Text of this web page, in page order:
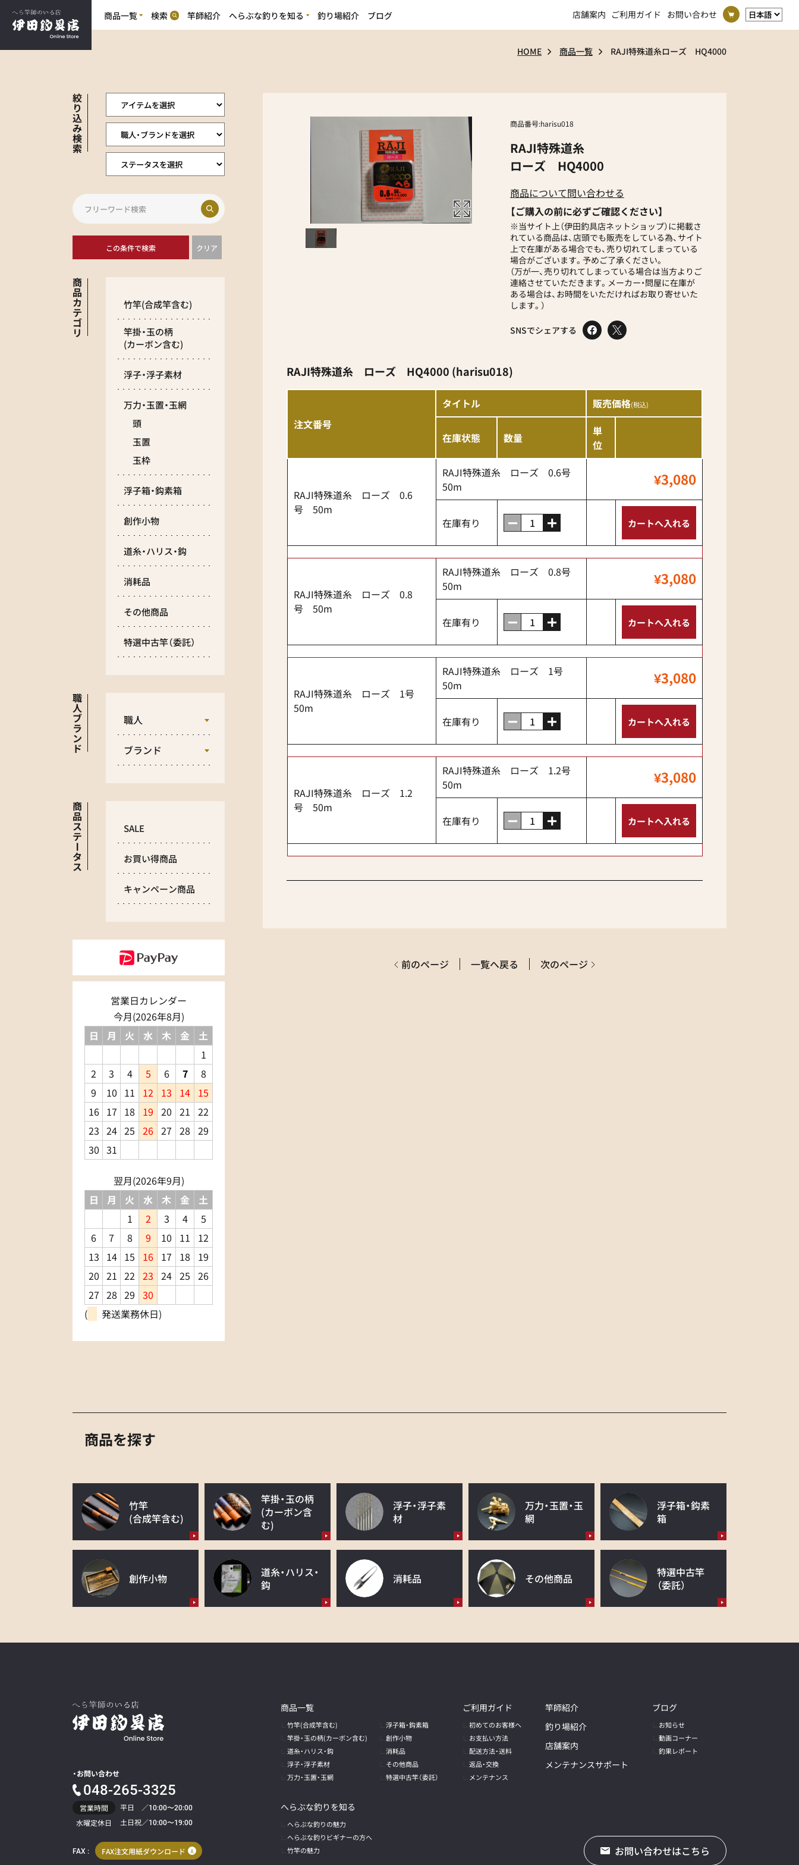
商品一覧
商品一覧
カ
万力・玉置・玉網
浮子箱・鈎素箱
消耗品
その他商品
特選中古竿（委託）
検索 竿師紹介
へらぶな釣りを知る
釣り場紹介 ブログ 店舗案内 ご利用ガイド お問い合わせ
HOME 商品一覧 RAJI特殊道糸ローズ HQ4000
商品番号:harisu018
RAJI特殊道糸
ローズ HQ4000
商品について問い合わせる
【ご購入の前に必ずご確認ください】
※当サイト上（伊田釣具店ネットショップ）に掲載さ
れている商品は、店頭でも販売をしている為、サイト
上で在庫がある場合でも、売り切れてしまっている
場合がございます。予めご了承ください。
（万が一、売り切れてしまっている場合は当方よりご
連絡させていただきます。メーカー・問屋に在庫が
ある場合は、お時間をいただければお取り寄せいた
します。）
SNSでシェアする
RAJI特殊道糸 ローズ HQ4000 (harisu018)
注文番号
タイトル 販売価格(税込)
在庫状態 数量
単
位
RAJI特殊道糸 ローズ 0.6
号 50m
RAJI特殊道糸 ローズ 0.6号
50m
¥3,080
在庫有り
RAJI特殊道糸 ローズ 0.8
号 50m
RAJI特殊道糸 ローズ 0.8号
50m
¥3,080
在庫有り
RAJI特殊道糸 ローズ 1号
50m
RAJI特殊道糸 ローズ 1号
50m
¥3,080
在庫有り
RAJI特殊道糸 ローズ 1.2
号 50m
RAJI特殊道糸 ローズ 1.2号
50m
¥3,080
在庫有り
前のページ 一覧へ戻る 次のページ
絞
り
込
み
検
索
商
品
カ
テ
ゴ
リ
竹竿(合成竿含む)
竿掛・玉の柄
(カーボン含む)
浮子・浮子素材
万力・玉置・玉網
頭
玉置
玉枠
浮子箱・鈎素箱
創作小物
道糸・ハリス・鈎
消耗品
その他商品
特選中古竿（委託）
職
人
ブ
ラ
ン
ド
職人
ブランド
商
品
ス
テ
ー
タ
ス
SALE
お買い得商品
キャンペーン商品
営業日カレンダー
今月(2026年8月)
日
月 火 水 木 金
土
1
2
3 4 5 6 7
8
9
10 11 12 13 14 15
16 17 18 19 20 21 22
23 24 25 26 27 28 29
30 31
翌月(2026年9月)
日
月 火 水 木 金
土
1
2 3 4
5
6
7 8 9 10 11
12
13 14 15 16 17 18
19
20 21 22 23 24 25 26
27 28 29 30
(
発送業務休日)
商品を探す
竹竿
(合成竿含む)
竿掛・玉の柄
(カーボン含
む)
浮子・浮子素
材
万力・玉置・玉
網
浮子箱・鈎素
箱
創作小物
道糸・ハリス・
鈎
消耗品 その他商品
特選中古竿
（委託）
お問い合わせ
048-265-3325
営業時間 平日 ／10:00〜20:00
水曜定休日 土日祝／10:00〜19:00
FAX : FAX注文用紙ダウンロード
商品一覧
竹竿(合成竿含む)
竿掛・玉の柄(カーボン含む)
道糸・ハリス・鈎
浮子・浮子素材
万力・玉置・玉網
浮子箱・鈎素箱
創作小物
消耗品
その他商品
特選中古竿（委託）
ご利用ガイド
初めてのお客様へ
お支払い方法
配送方法・送料
返品・交換
メンテナンス
竿師紹介
釣り場紹介
店舗案内
メンテナンスサポート
ブログ
お知らせ
動画コーナー
釣果レポート
へらぶな釣りを知る
へらぶな釣りの魅力
へらぶな釣りビギナーの方へ
竹竿の魅力
お問い合わせはこちら